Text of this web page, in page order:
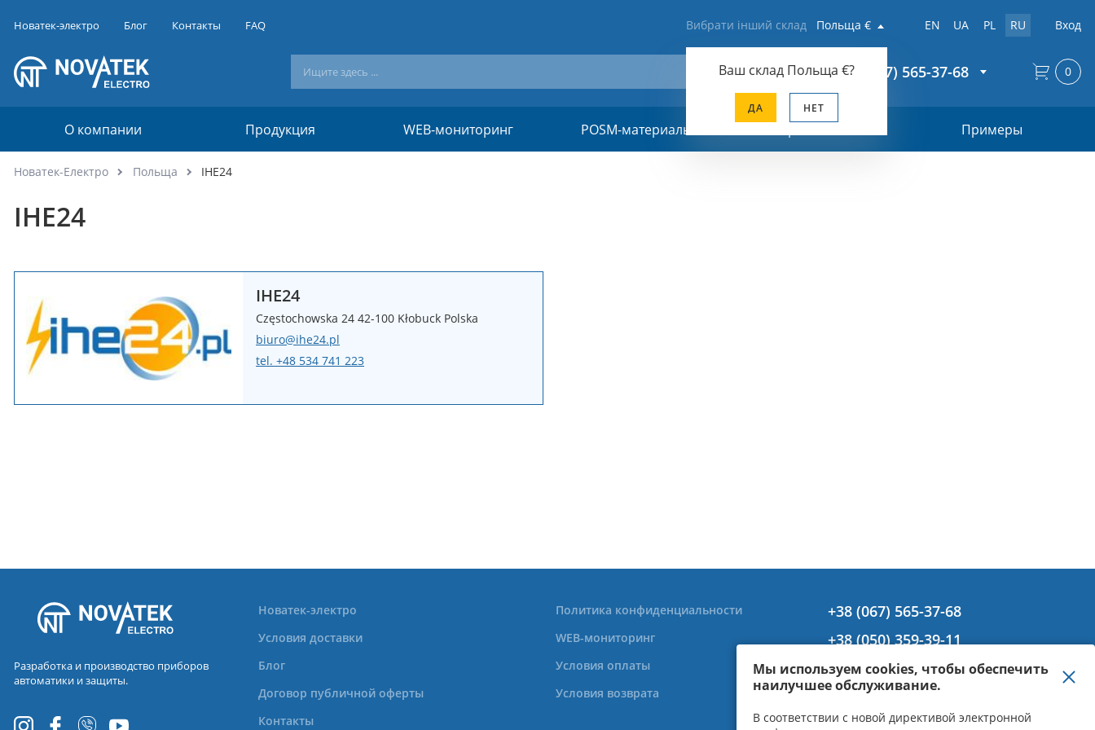
Мы используем cookies, чтобы обеспечить
наилучшее обслуживание.
В соответствии с новой директивой электронной
Новатек-электро Блог Контакты FAQ Вибрати інший склад Польща €
Ваш склад Польща €?
ДА НЕТ
EN UA PL RU Вход
+38 (067) 565-37-68
О компании Продукция WEB-мониторинг POSM-материалы Примеры
0
Новатек-Електро Польща IHE24
IHE24
IHE24
Częstochowska 24 42-100 Kłobuck Polska
biuro@ihe24.pl
tel. +48 534 741 223
Разработка и производство приборов
автоматики и защиты.
Новатек-электро
Условия доставки
Блог
Договор публичной оферты
Контакты
Политика конфиденциальности
WEB-мониторинг
Условия оплаты
Условия возврата
+38 (067) 565-37-68
+38 (050) 359-39-11
+38 (063) 301-30-40